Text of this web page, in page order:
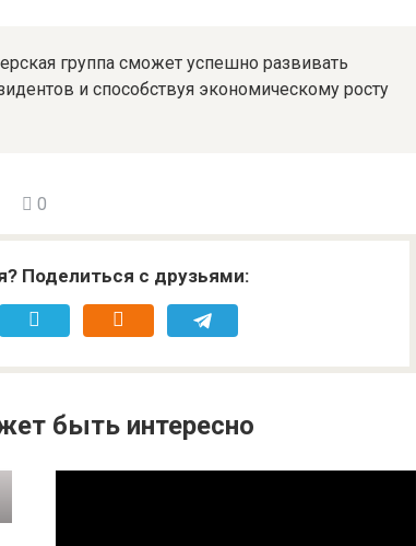
группа сможет успешно развивать
и способствуя экономическому росту
0
Поделиться с друзьями:
быть интересно